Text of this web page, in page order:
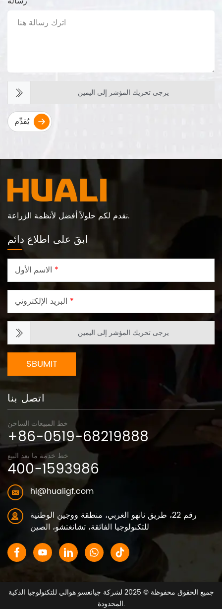
يرجى تحريك المؤشر إلى اليمين
يُقدِّم
نقدم لكم حلولاً أفضل لأنظمة الزراعة.
ابقَ على اطلاع دائم
*
*
يرجى تحريك المؤشر إلى اليمين
SBUMIT
اتصل بنا
خط المبيعات الساخن
+86-0519-68219888
خط خدمة ما بعد البيع
400-1593986
hl@hualigf.com
رقم 22، طريق نانهو الغربي، منطقة ووجين الوطنية
للتكنولوجيا الفائقة، تشانغتشو، الصين
جميع الحقوق محفوظة © 2025 لشركة جيانغسو هوالي للتكنولوجيا الذكية
المحدودة.